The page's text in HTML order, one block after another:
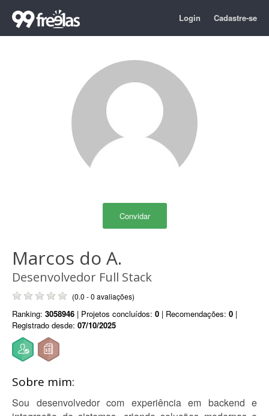
Login Cadastre-se
Convidar
Marcos do A.
Desenvolvedor Full Stack
(0.0 - 0 avaliações)
Ranking: 3058946 | Projetos concluídos: 0 | Recomendações: 0 |
Registrado desde: 07/10/2025
Sobre mim:
Sou desenvolvedor com experiência em backend e